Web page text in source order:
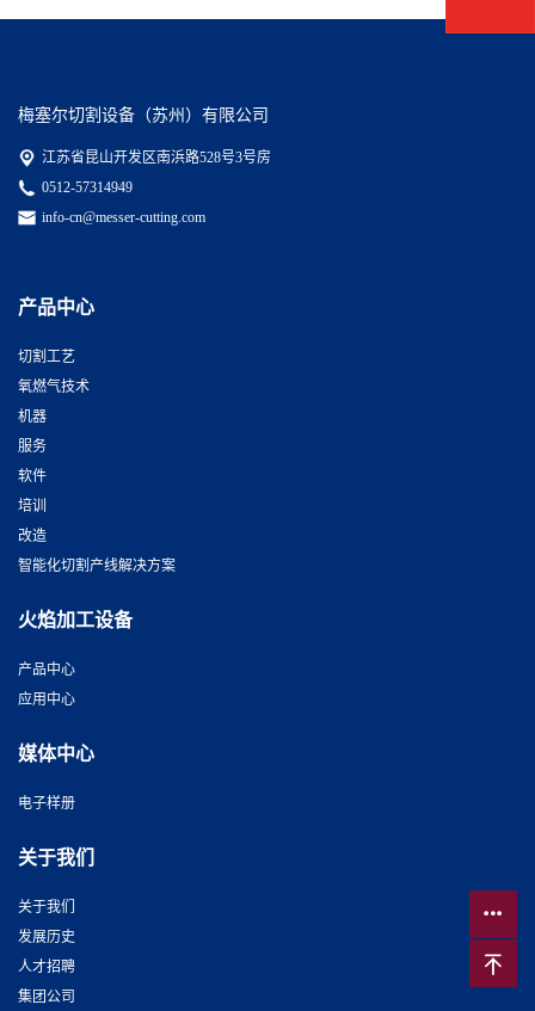
梅塞尔切割设备（苏州）有限公司
江苏省昆山开发区南浜路528号3号房
0512-57314949
info-cn@messer-cutting.com
产品中心
切割工艺
氧燃气技术
机器
服务
软件
培训
改造
智能化切割产线解决方案
火焰加工设备
产品中心
应用中心
媒体中心
电子样册
关于我们
关于我们
发展历史
人才招聘
集团公司